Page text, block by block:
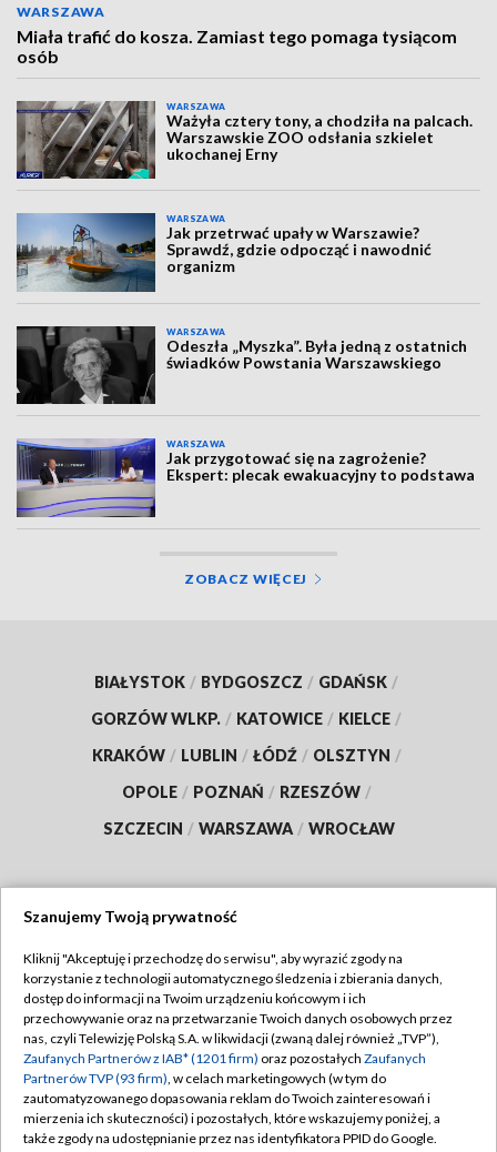
WARSZAWA
Miała trafić do kosza. Zamiast tego pomaga tysiącom
osób
WARSZAWA
Ważyła cztery tony, a chodziła na palcach.
Warszawskie ZOO odsłania szkielet
ukochanej Erny
WARSZAWA
Jak przetrwać upały w Warszawie?
Sprawdź, gdzie odpocząć i nawodnić
organizm
WARSZAWA
Odeszła „Myszka”. Była jedną z ostatnich
świadków Powstania Warszawskiego
WARSZAWA
Jak przygotować się na zagrożenie?
Ekspert: plecak ewakuacyjny to podstawa
ZOBACZ WIĘCEJ
BIAŁYSTOK / BYDGOSZCZ / GDAŃSK /
GORZÓW WLKP. / KATOWICE / KIELCE /
KRAKÓW / LUBLIN / ŁÓDŹ / OLSZTYN /
OPOLE / POZNAŃ / RZESZÓW /
SZCZECIN / WARSZAWA / WROCŁAW
TVP
Abonament TVP
Emisja w TVP
Centrum informacji TVP
Naziemna Telewizja Cyfrowa
Regulamin TVP
Polityka prywatności
Moje zgody
Pomoc
Szanujemy Twoją prywatność
Kliknij "Akceptuję i przechodzę do serwisu", aby wyrazić zgody na
korzystanie z technologii automatycznego śledzenia i zbierania danych,
dostęp do informacji na Twoim urządzeniu końcowym i ich
przechowywanie oraz na przetwarzanie Twoich danych osobowych przez
nas, czyli Telewizję Polską S.A. w likwidacji (zwaną dalej również „TVP”),
Zaufanych Partnerów z IAB* (1201 firm) oraz pozostałych Zaufanych
Partnerów TVP (93 firm), w celach marketingowych (w tym do
zautomatyzowanego dopasowania reklam do Twoich zainteresowań i
mierzenia ich skuteczności) i pozostałych, które wskazujemy poniżej, a
także zgody na udostępnianie przez nas identyfikatora PPID do Google.